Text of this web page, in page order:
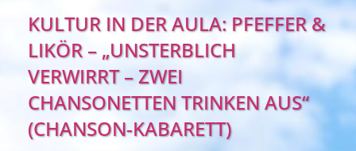
KULTUR IN DER AULA: PFEFFER &
LIKÖR – „UNSTERBLICH
VERWIRRT – ZWEI
CHANSONETTEN TRINKEN AUS“
(CHANSON-KABARETT)